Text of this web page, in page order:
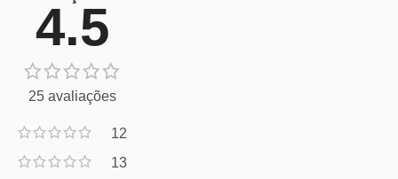
4.5
25 avaliações
12
13